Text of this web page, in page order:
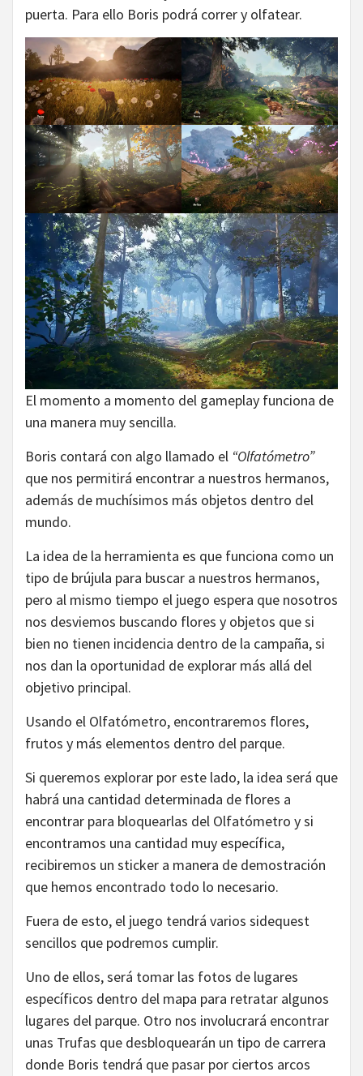
puerta. Para ello Boris podrá correr y olfatear.
El momento a momento del gameplay funciona de
una manera muy sencilla.
Boris contará con algo llamado el “Olfatómetro”
que nos permitirá encontrar a nuestros hermanos,
además de muchísimos más objetos dentro del
mundo.
La idea de la herramienta es que funciona como un
tipo de brújula para buscar a nuestros hermanos,
pero al mismo tiempo el juego espera que nosotros
nos desviemos buscando flores y objetos que si
bien no tienen incidencia dentro de la campaña, si
nos dan la oportunidad de explorar más allá del
objetivo principal.
Usando el Olfatómetro, encontraremos flores,
frutos y más elementos dentro del parque.
Si queremos explorar por este lado, la idea será que
habrá una cantidad determinada de flores a
encontrar para bloquearlas del Olfatómetro y si
encontramos una cantidad muy específica,
recibiremos un sticker a manera de demostración
que hemos encontrado todo lo necesario.
Fuera de esto, el juego tendrá varios sidequest
sencillos que podremos cumplir.
Uno de ellos, será tomar las fotos de lugares
específicos dentro del mapa para retratar algunos
lugares del parque. Otro nos involucrará encontrar
unas Trufas que desbloquearán un tipo de carrera
donde Boris tendrá que pasar por ciertos arcos